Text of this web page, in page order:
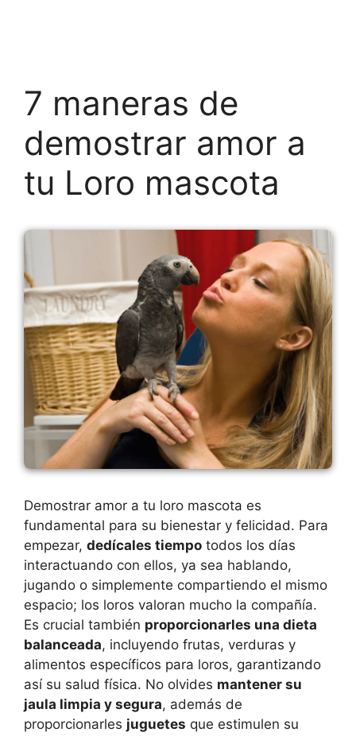
7 maneras de
demostrar amor a
tu Loro mascota
Demostrar amor a tu loro mascota es
fundamental para su bienestar y felicidad. Para
empezar, dedícales tiempo todos los días
interactuando con ellos, ya sea hablando,
jugando o simplemente compartiendo el mismo
espacio; los loros valoran mucho la compañía.
Es crucial también proporcionarles una dieta
balanceada, incluyendo frutas, verduras y
alimentos específicos para loros, garantizando
así su salud física. No olvides mantener su
jaula limpia y segura, además de
proporcionarles juguetes que estimulen su